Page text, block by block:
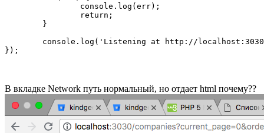
});
В вкладке Network путь нормальный, но отдает html почему??